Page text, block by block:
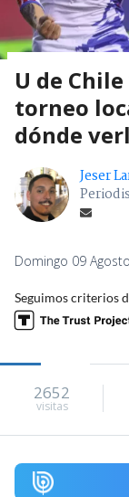
U de
torneo
dónde
Jeser
Domingo 09
Seguimos criterios
2652
visitas